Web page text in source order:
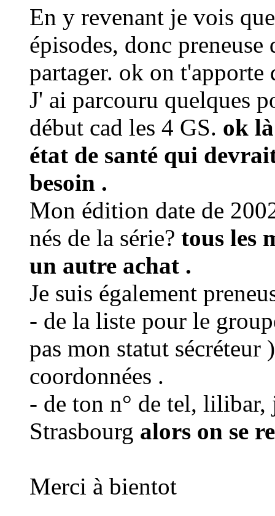
En y revenant je vois
épisodes, donc
partager. ok on
J' ai parcouru quelques
début cad les 4 GS. ok
état de santé qui
besoin .
Mon édition date de
nés de la série? tous les
un autre achat .
Je suis également
- de la liste pour le
pas mon statut sécréteur
coordonnées .
- de ton n° de tel, lilibar,
Strasbourg alors on se
Merci à bientot